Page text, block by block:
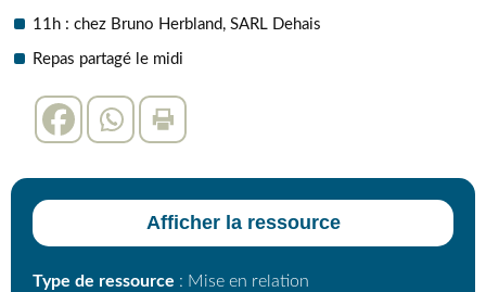
11h : chez Bruno Herbland, SARL Dehais
Repas partagé le midi
Afficher la ressource
Type de ressource : Mise en relation